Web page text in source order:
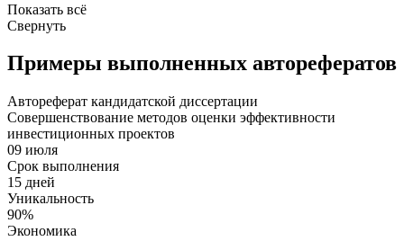
Показать всё
Свернуть
Примеры выполненных авторефератов
Автореферат кандидатской диссертации
Совершенствование методов оценки эффективности
инвестиционных проектов
09 июля
Срок выполнения
15 дней
Уникальность
90%
Экономика